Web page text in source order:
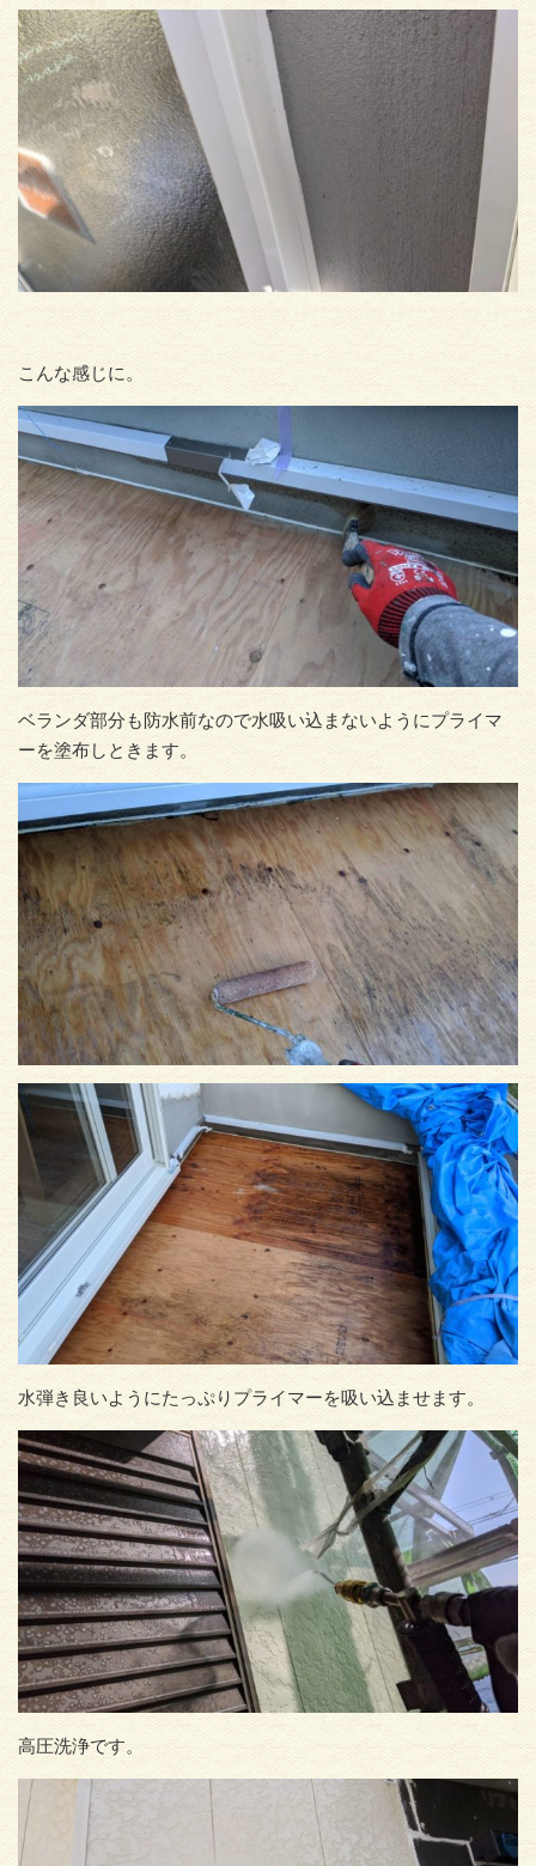
こんな感じに。
ベランダ部分も防水前なので水吸い込まないようにプライマ
ーを塗布しときます。
水弾き良いようにたっぷりプライマーを吸い込ませます。
高圧洗浄です。